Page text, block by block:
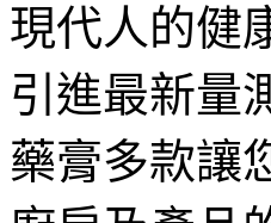
現代人的健
引進最新量
藥膏多款讓